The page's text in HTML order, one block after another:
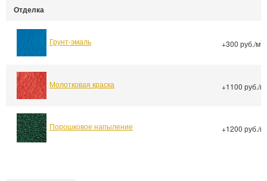
Отделка
Грунт-эмаль +300 руб./м2
Молотковая краска +1100 руб./м
Порошковое напыление +1200 руб./м